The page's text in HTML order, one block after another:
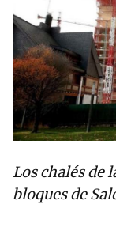
Los chalés de
bloques de